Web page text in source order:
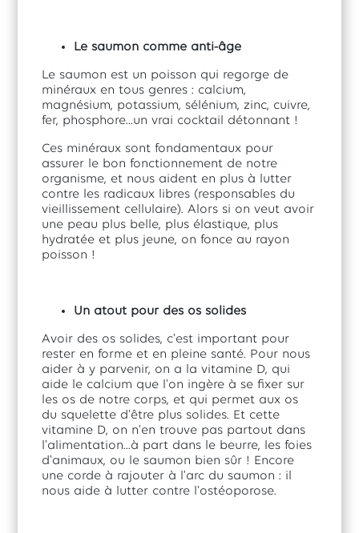
Le saumon comme anti-âge
Le saumon est un poisson qui regorge de
minéraux en tous genres : calcium,
magnésium, potassium, sélénium, zinc, cuivre,
fer, phosphore...un vrai cocktail détonnant !
Ces minéraux sont fondamentaux pour
assurer le bon fonctionnement de notre
organisme, et nous aident en plus à lutter
contre les radicaux libres (responsables du
vieillissement cellulaire). Alors si on veut avoir
une peau plus belle, plus élastique, plus
hydratée et plus jeune, on fonce au rayon
poisson !
Un atout pour des os solides
Avoir des os solides, c'est important pour
rester en forme et en pleine santé. Pour nous
aider à y parvenir, on a la vitamine D, qui
aide le calcium que l'on ingère à se fixer sur
les os de notre corps, et qui permet aux os
du squelette d'être plus solides. Et cette
vitamine D, on n'en trouve pas partout dans
l'alimentation...à part dans le beurre, les foies
d'animaux, ou le saumon bien sûr ! Encore
une corde à rajouter à l'arc du saumon : il
nous aide à lutter contre l'ostéoporose.